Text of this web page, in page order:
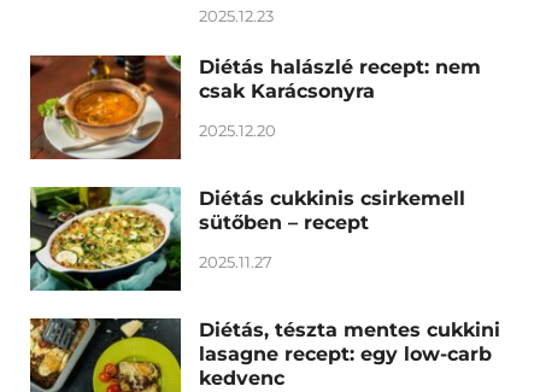
2025.12.23
Diétás halászlé recept: nem
csak Karácsonyra
2025.12.20
Diétás cukkinis csirkemell
sütőben – recept
2025.11.27
Diétás, tészta mentes cukkini
lasagne recept: egy low-carb
kedvenc